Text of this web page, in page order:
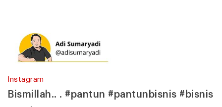
Instagram
Bismillah.. . #pantun #pantunbisnis #bisnis